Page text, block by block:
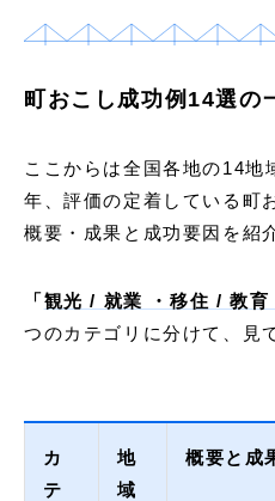
町おこし成功例14選の
ここからは全国各地の14地
年、評価の定着している町
概要・成果と成功要因を紹
「観光 / 就業 ・移住 / 教育
つのカテゴリに分けて、見
カ
テ
地
域
概要と成